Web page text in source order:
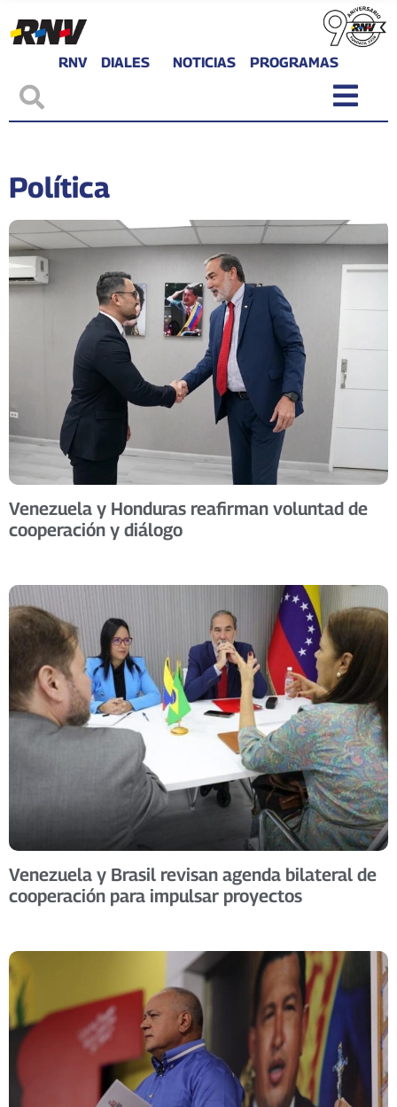
RNV DIALES NOTICIAS PROGRAMAS
Política
Venezuela y Honduras reafirman voluntad de
cooperación y diálogo
Venezuela y Brasil revisan agenda bilateral de
cooperación para impulsar proyectos